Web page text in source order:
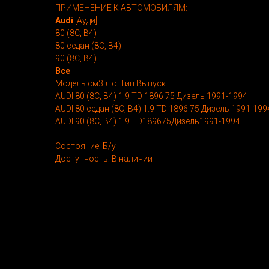
ПРИМЕНЕНИЕ К АВТОМОБИЛЯМ:
Audi [Ауди]
80 (8C, B4)
80 седан (8C, B4)
90 (8C, B4)
Все
Модель см3 л.с. Тип Выпуск
AUDI 80 (8C, B4) 1.9 TD 1896 75 Дизель 1991-1994
AUDI 80 седан (8C, B4) 1.9 TD 1896 75 Дизель 1991-
AUDI 90 (8C, B4) 1.9 TD189675Дизель1991-1994
Состояние: Б/у
Доступность: В наличии